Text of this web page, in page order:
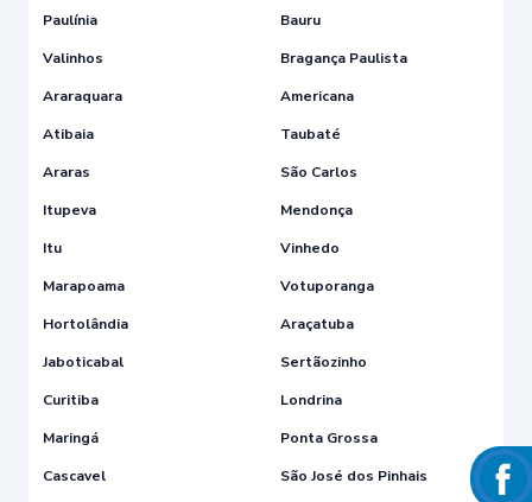
Paulínia
Bauru
Valinhos
Bragança Paulista
Araraquara
Americana
Atibaia
Taubaté
Araras
São Carlos
Itupeva
Mendonça
Itu
Vinhedo
Marapoama
Votuporanga
Hortolândia
Araçatuba
Jaboticabal
Sertãozinho
Curitiba
Londrina
Maringá
Ponta Grossa
Cascavel
São José dos Pinhais